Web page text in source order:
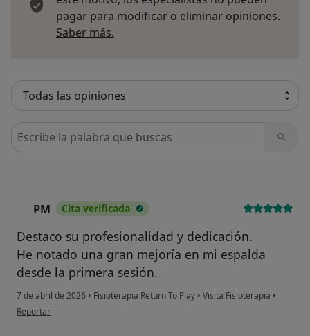
pagar para modificar o eliminar opiniones.
Saber más.
Busca en opiniones
PM Cita verificada
Destaco su profesionalidad y dedicación.
He notado una gran mejoría en mi espalda
desde la primera sesión.
7 de abril de 2026 • Fisioterapia Return To Play • Visita Fisioterapia •
en opinión del usuario PM
Reportar